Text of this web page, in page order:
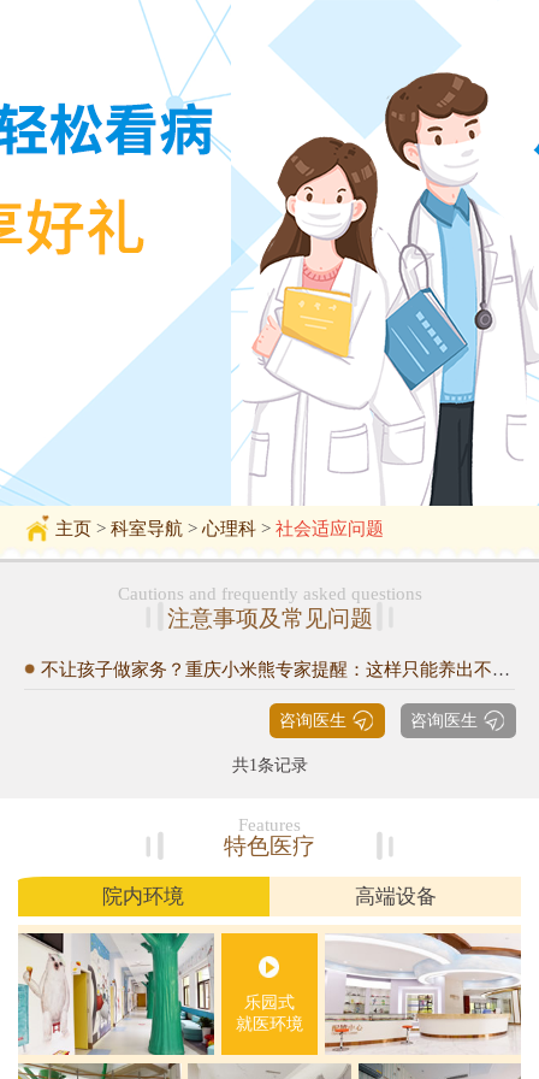
主页> 科室导航 > 心理科> 社会适应问题
Cautions and frequently asked questions
注意事项及常见问题
不让孩子做家务？重庆小米熊专家提醒：这样只能养出不及格的孩子！
咨询医生 咨询医生
共1条记录
Features
特色医疗
院内环境 高端设备
乐园式
就医环境